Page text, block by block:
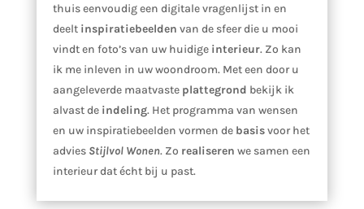
thuis eenvoudig een digitale vragenlijst in en
deelt inspiratiebeelden van de sfeer die u mooi
vindt en foto’s van uw huidige interieur. Zo kan
ik me inleven in uw woondroom. Met een door u
aangeleverde maatvaste plattegrond bekijk ik
alvast de indeling. Het programma van wensen
en uw inspiratiebeelden vormen de basisvoor het
advies Stijlvol Wonen. Zo realiseren we samen een
interieur dat écht bij u past.